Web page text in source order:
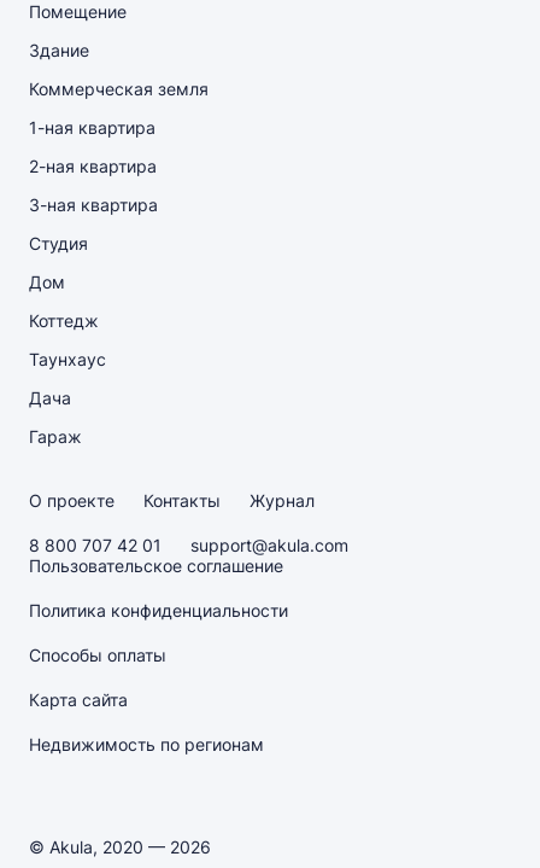
Помещение
Здание
Коммерческая земля
1-ная квартира
2-ная квартира
3-ная квартира
Студия
Дом
Коттедж
Таунхаус
Дача
Гараж
О проекте Контакты Журнал
8 800 707 42 01
support@akula.com
Пользовательское соглашение
Политика конфиденциальности
Способы оплаты
Карта сайта
Недвижимость по регионам
© Akula, 2020 — 2026